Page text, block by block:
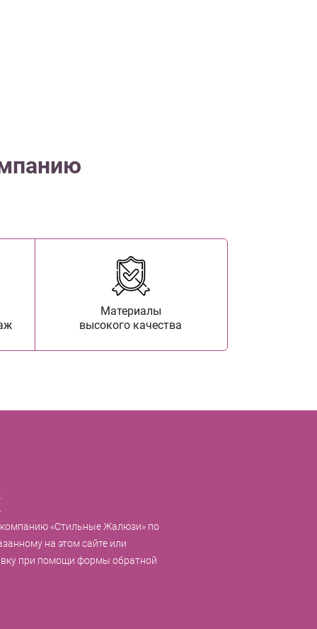
Материалы
высокого качества
«Стильные Жалюзи» по
на этом сайте или
при помощи формы обратной